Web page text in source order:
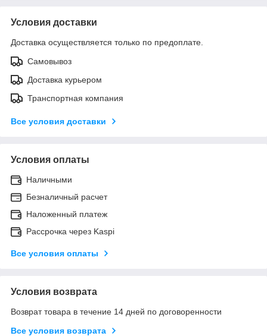
Условия доставки
Доставка осуществляется только по предоплате.
Самовывоз
Доставка курьером
Транспортная компания
Все условия доставки
Условия оплаты
Наличными
Безналичный расчет
Наложенный платеж
Рассрочка через Kaspi
Все условия оплаты
Условия возврата
Возврат товара в течение 14 дней по договоренности
Все условия возврата